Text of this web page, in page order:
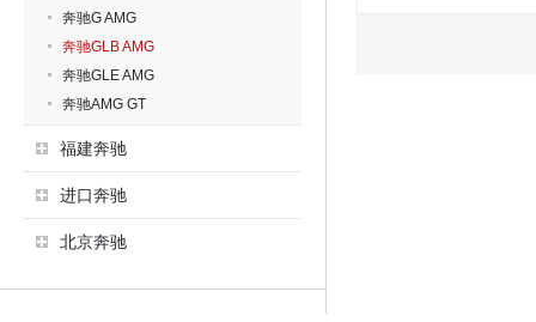
奔驰G AMG
奔驰GLB AMG
奔驰GLE AMG
奔驰AMG GT
福建奔驰
进口奔驰
北京奔驰